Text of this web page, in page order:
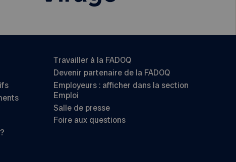
Travailler à la FADOQ
Devenir partenaire de la FADOQ
Employeurs : afficher dans la section
Emploi
Salle de presse
Foire aux questions